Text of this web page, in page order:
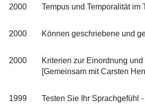
2000 Tempus und Temporalität im
2000 Können geschriebene und
2000
Kriterien zur Einordnung
[Gemeinsam mit Carsten
1999 Testen Sie Ihr Sprachgefühl